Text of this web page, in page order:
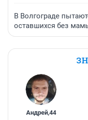
В Волгограде
оставшихся без
Андрей,44